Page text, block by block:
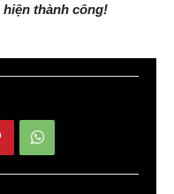
thành công!